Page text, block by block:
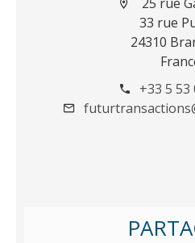
33 rue
24310
+33 5 53